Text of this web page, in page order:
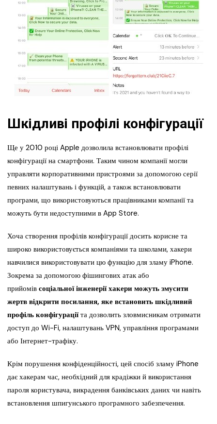
Шкідливі профілі конфігурації
Ще у 2010 році Apple дозволила встановлювати профілі
конфігурації на смартфони. Таким чином компанії могли
управляти корпоративними пристроями за допомогою серії
певних налаштувань і функцій, а також встановлювати
програми, що використовуються працівниками компанії та
можуть бути недоступними в App Store.
Хоча створення профілів конфігурації досить корисне та
широко використовується компаніями та школами, хакери
навчилися використовувати цю функцію для зламу iPhone.
Зокрема за допомогою фішингових атак або
прийомів соціальної інженеріїхакери можуть змусити
жертв відкрити посилання, яке встановить шкідливий
профіль конфігураціїта дозволить зловмисникам отримати
доступ до Wi-Fi, налаштувань VPN, управління програмами
або Інтернет-трафіку.
Крім порушення конфіденційності, цей спосіб зламу iPhone
дає хакерам час, необхідний для крадіжки й використання
пароля користувача, викрадення банківських даних чи навіть
встановлення шпигунського програмного забезпечення.